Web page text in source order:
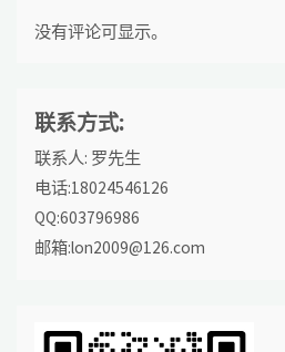
没有评论可显示。
联系方式:
联系人: 罗先生
电话:18024546126
QQ:603796986
邮箱:lon2009@126.com